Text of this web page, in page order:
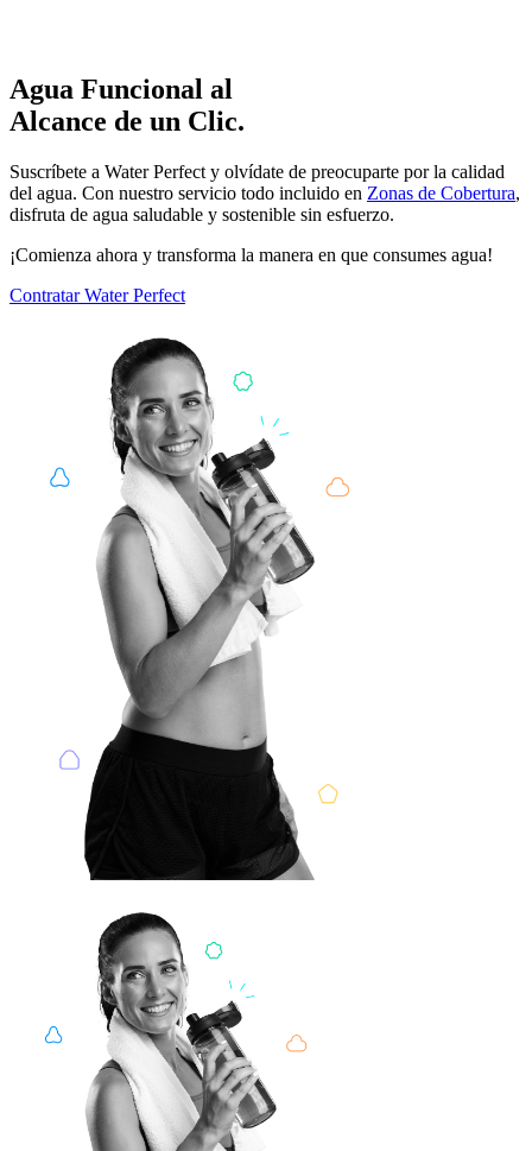
Agua Funcional al
Alcance de un Clic.
Suscríbete a Water Perfect y olvídate de preocuparte por la calidad
del agua. Con nuestro servicio todo incluido en Zonas de Cobertura,
disfruta de agua saludable y sostenible sin esfuerzo.
¡Comienza ahora y transforma la manera en que consumes agua!
ContratarWater Perfect